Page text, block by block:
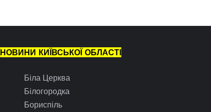
НОВИНИ КИЇВСЬКОЇ ОБЛАСТІ
Біла Церква
Білогородка
Бориспіль